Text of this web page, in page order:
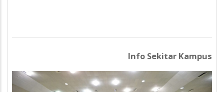
Info Sekitar Kampus